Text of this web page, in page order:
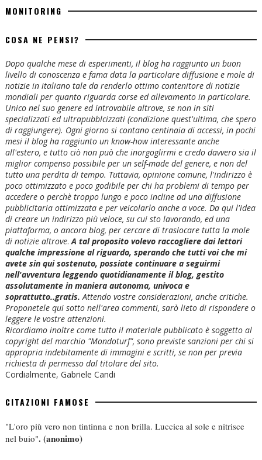
MONITORING
COSA NE PENSI?
Dopo qualche mese di esperimenti, il blog ha raggiunto un buon
livello di conoscenza e fama data la particolare diffusione e mole di
notizie in italiano tale da renderlo ottimo contenitore di notizie
mondiali per quanto riguarda corse ed allevamento in particolare.
Unico nel suo genere ed introvabile altrove, se non in siti
specializzati ed ultrapubblcizzati (condizione quest'ultima, che spero
di raggiungere). Ogni giorno si contano centinaia di accessi, in pochi
mesi il blog ha raggiunto un know-how interessante anche
all'estero, e tutto ciò non può che inorgoglirmi e credo davvero sia il
miglior compenso possibile per un self-made del genere, e non del
tutto una perdita di tempo. Tuttavia, opinione comune, l'indirizzo è
poco ottimizzato e poco godibile per chi ha problemi di tempo per
accedere o perchè troppo lungo e poco incline ad una diffusione
pubblicitaria ottimizzata e per veicolarlo anche a voce. Da qui l'idea
di creare un indirizzo più veloce, su cui sto lavorando, ed una
piattaforma, o ancora blog, per cercare di traslocare tutta la mole
di notizie altrove.A tal proposito volevo raccogliere dai lettori
qualche impressione al riguardo, sperando che tutti voi che mi
avete sin qui sostenuto, possiate continuare a seguirmi
nell'avventura leggendo quotidianamente il blog, gestito
assolutamente in maniera autonoma, univoca e
soprattutto..gratis. Attendo vostre considerazioni, anche critiche.
Proponetele qui sotto nell'area commenti, sarò lieto di rispondere o
leggere le vostre attenzioni.
Ricordiamo inoltre come tutto il materiale pubblicato è soggetto al
copyright del marchio "Mondoturf", sono previste sanzioni per chi si
appropria indebitamente di immagini e scritti, se non per previa
richiesta di permesso dal titolare del sito.
Cordialmente, Gabriele Candi
CITAZIONI FAMOSE
"L'oro più vero non tintinna e non brilla. Luccica al sole e nitrisce
nel buio". (anonimo)